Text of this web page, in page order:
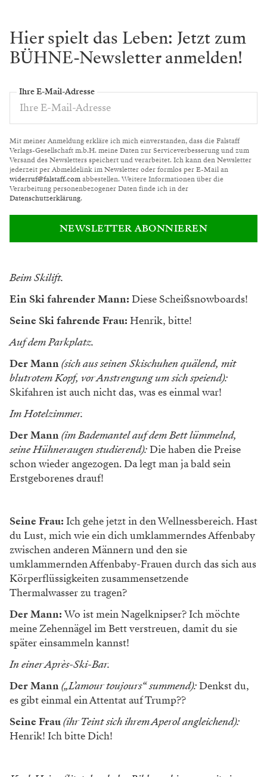
Hier spielt das Leben: Jetzt zum
BÜHNE-Newsletter anmelden!
Ihre E-Mail-Adresse
Mit meiner Anmeldung erkläre ich mich einverstanden, dass die Falstaff
Verlags-Gesellschaft m.b.H. meine Daten zur Serviceverbesserung und zum
Versand des Newsletters speichert und verarbeitet. Ich kann den Newsletter
jederzeit per Abmeldelink im Newsletter oder formlos per E-Mail an
widerruf@falstaff.comabbestellen. Weitere Informationen über die
Verarbeitung personenbezogener Daten finde ich in der
Datenschutzerklärung.
NEWSLETTER ABONNIEREN
Beim Skilift.
Ein Ski fahrender Mann: Diese Scheißsnowboards!
Seine Ski fahrende Frau: Henrik, bitte!
Auf dem Parkplatz.
Der Mann(sich aus seinen Skischuhen quälend, mit
blutrotem Kopf, vor Anstrengung um sich speiend):
Skifahren ist auch nicht das, was es einmal war!
Im Hotelzimmer.
Der Mann(im Bademantel auf dem Bett lümmelnd,
seine Hühneraugen studierend):Die haben die Preise
schon wieder angezogen. Da legt man ja bald sein
Erstgeborenes drauf!
Seine Frau: Ich gehe jetzt in den Wellnessbereich. Hast
du Lust, mich wie ein dich umklammerndes Affenbaby
zwischen anderen Männern und den sie
umklammernden Affenbaby-Frauen durch das sich aus
Körperflüssigkeiten zusammensetzende
Thermalwasser zu tragen?
Der Mann:Wo ist mein Nagelknipser? Ich möchte
meine Zehennägel im Bett verstreuen, damit du sie
später einsammeln kannst!
In einer Après-Ski-Bar.
Der Mann(„L’amour toujours“ summend):Denkst du,
es gibt einmal ein Attentat auf Trump??
Seine Frau(ihr Teint sich ihrem Aperol angleichend):
Henrik! Ich bitte Dich!